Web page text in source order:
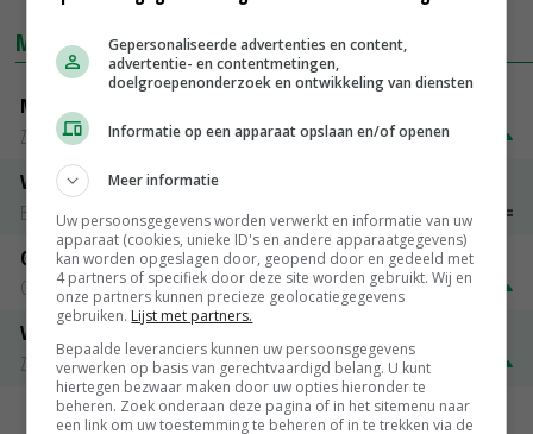
MARKTPRIJZEN
Magere melkpoeder
Zuivel NL
€ 269,00 € 7,00
Vleeskuikens 2001-2600 gr
Barneveld
€ 1,09~ € 1,11
Gerst
Groningen
€ 197,00 € 2,00
Volle melkpoeder
Zuivel NL
€ 345,00
MEER MARKTPRIJZEN
Gepersonaliseerde advertenties en content,
advertentie- en contentmetingen,
doelgroepenonderzoek en ontwikkeling van diensten
Informatie op een apparaat opslaan en/of openen
Meer informatie
Uw persoonsgegevens worden verwerkt en informatie van uw
apparaat (cookies, unieke ID's en andere apparaatgegevens)
kan worden opgeslagen door, geopend door en gedeeld met
4 partners of specifiek door deze site worden gebruikt. Wij en
onze partners kunnen precieze geolocatiegegevens
gebruiken. Lijst met partners.
Bepaalde leveranciers kunnen uw persoonsgegevens
verwerken op basis van gerechtvaardigd belang. U kunt
hiertegen bezwaar maken door uw opties hieronder te
beheren. Zoek onderaan deze pagina of in het sitemenu naar
een link om uw toestemming te beheren of in te trekken via de